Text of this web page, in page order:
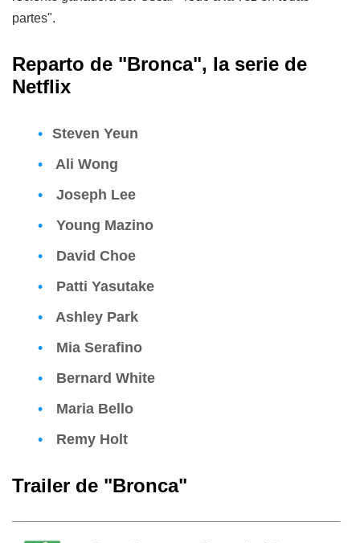
partes".
Reparto de "Bronca", la serie de
Netflix
Steven Yeun
Ali Wong
Joseph Lee
Young Mazino
David Choe
Patti Yasutake
Ashley Park
Mia Serafino
Bernard White
Maria Bello
Remy Holt
Trailer de "Bronca"